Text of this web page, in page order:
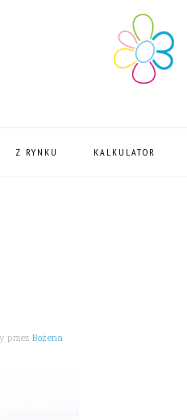
Z RYNKU KALKULATOR
przez Bożena